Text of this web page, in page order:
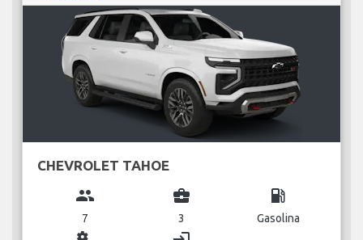
CHEVROLET TAHOE
group
7
business_center
3
local_gas_station
Gasolina